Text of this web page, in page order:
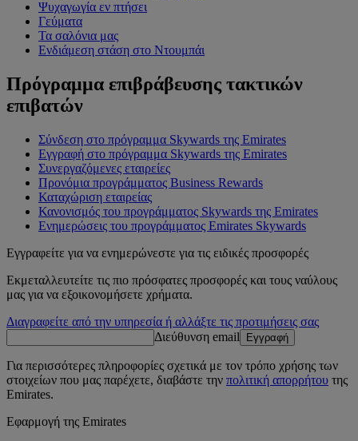
Ψυχαγωγία εν πτήσει
Γεύματα
Τα σαλόνια μας
Ενδιάμεση στάση στο Ντουμπάι
Πρόγραμμα επιβράβευσης τακτικών
επιβατών
Σύνδεση στο πρόγραμμα Skywards της Emirates
Εγγραφή στο πρόγραμμα Skywards της Emirates
Συνεργαζόμενες εταιρείες
Προνόμια προγράμματος Business Rewards
Καταχώριση εταιρείας
Κανονισμός του προγράμματος Skywards της Emirates
Ενημερώσεις του προγράμματος Emirates Skywards
Εγγραφείτε για να ενημερώνεστε για τις ειδικές προσφορές
Εκμεταλλευτείτε τις πιο πρόσφατες προσφορές και τους ναύλους
μας για να εξοικονομήσετε χρήματα.
Διαγραφείτε από την υπηρεσία ή αλλάξτε τις προτιμήσεις σας
Διεύθυνση email
Εγγραφή
Για περισσότερες πληροφορίες σχετικά με τον τρόπο χρήσης των
στοιχείων που μας παρέχετε, διαβάστε την πολιτική απορρήτου της
Emirates.
Εφαρμογή της Emirates